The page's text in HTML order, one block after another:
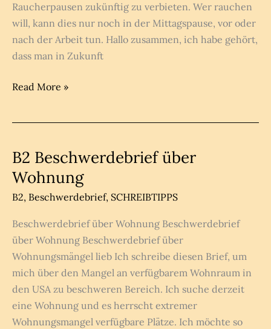
Raucherpausen zukünftig zu verbieten. Wer rauchen
will, kann dies nur noch in der Mittagspause, vor oder
nach der Arbeit tun. Hallo zusammen, ich habe gehört,
dass man in Zukunft
Redemittel
Read More »
B2 Beschwerdebrief über
Wohnung
B2, Beschwerdebrief, SCHREIBTIPPS
Beschwerdebrief über Wohnung Beschwerdebrief
über Wohnung Beschwerdebrief über
Wohnungsmängel lieb Ich schreibe diesen Brief, um
mich über den Mangel an verfügbarem Wohnraum in
den USA zu beschweren Bereich. Ich suche derzeit
eine Wohnung und es herrscht extremer
Wohnungsmangel verfügbare Plätze. Ich möchte so